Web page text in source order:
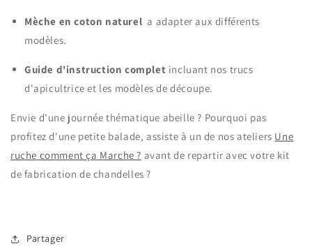
Mèche en coton naturel a adapter aux différents
modèles.
Guide d'instruction complet incluant nos trucs
d'apicultrice et les modèles de découpe.
Envie d'une journée thématique abeille ? Pourquoi pas
profitez d'une petite balade, assiste à un de nos ateliers Une
ruche comment ça Marche ? avant de repartir avec votre kit
de fabrication de chandelles ?
Partager